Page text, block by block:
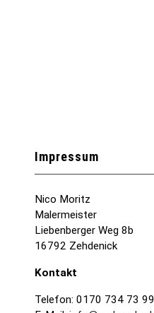
Impressum
Nico Moritz
Malermeister
Liebenberger Weg 8b
16792 Zehdenick
Kontakt
Telefon: 0170 734 73 99